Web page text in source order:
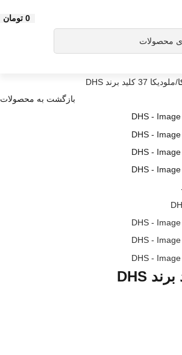
0 تومان
ملودیکا 37 کلید برند DHS
بازگشت به محصولات